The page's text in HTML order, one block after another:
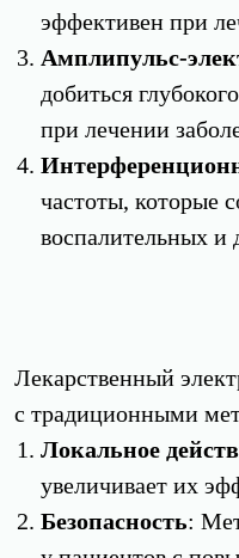
эффективен при
Амплипульс-
добиться
при лечении
частоты, которые
воспалительных и
Лекарственный
с традиционными
Локальное
увеличивает их
Безопасность: